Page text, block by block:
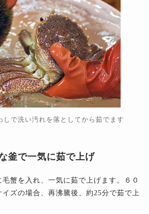
しで洗い汚れを落としてから茹でます
釜で一気に茹で上げ
蟹を入れ、一気に茹で上げます。６０
イズの場合、再沸騰後、約25分で茹で上